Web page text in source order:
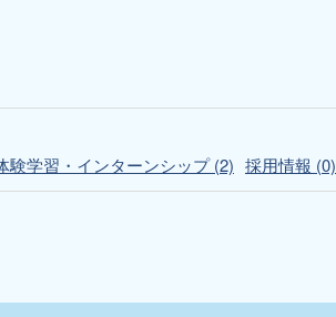
験学習・インターンシップ (2) 採用情報 (0)